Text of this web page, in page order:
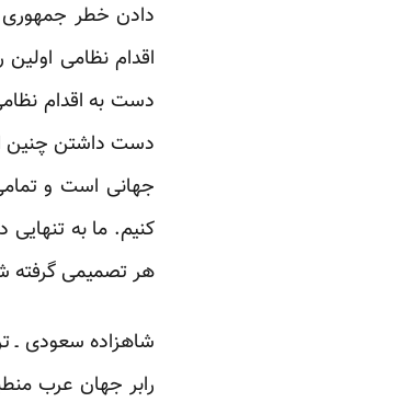
دادن خطر جمهوری
اقدام نظامی
دست به اقدام
دست داشتن چنین
جهانی است و
کنیم. ما به
هر تصمیمی گرفته
شاهزاده سعودی ـ
رابر جهان عرب